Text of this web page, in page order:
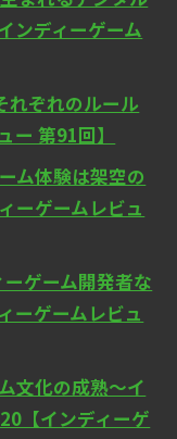
ンディーゲーム
れぞれのルール
ー 第91回】
ム体験は架空の
ーゲームレビュ
ゲーム開発者な
ーゲームレビュ
文化の成熟～イ
【インディーゲ